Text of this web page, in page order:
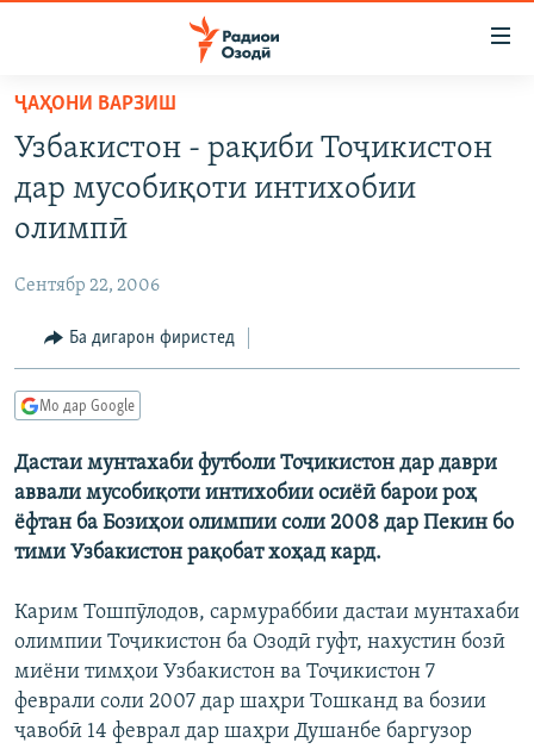
Ҷаҳиш
мояи
аслӣ
Ҷаҳиш
ба
феҳристи
Ҷаҳиш
ба
ҷустор
ГӮШАҲО
ҚАЗИЯИ "КРОКУС"
ОСИЁИ МАРКАЗӢ
ВАРЗИШ
РӮЗГОРИ МУҲОҶИР
ТАҲҚИҚОТ
ҶАНГ ДАР УКРАИНА
ОЗОДӢ ОНЛАЙН
ЧАНДРАСОНАӢ
ВИДЕО
НИГОРИСТОН
ГУЗОРИШҲОИ РАДИОӢ
РӮЙХАТҲО
КИТОБҲОИ ОЗОДӢ
ПАЙГИРӢ КУНЕД
ҶАҲОНИ ВАРЗИШ
Узбакистон - рақиби Тоҷикистон
дар мусобиқоти интихобии
олимпӣ
Сентябр 22, 2006
Ба дигарон фиристед
Мо дар Google
Дастаи мунтахаби футболи Тоҷикистон дар даври
аввали мусобиқоти интихобии осиёӣ барои роҳ
ёфтан ба Бозиҳои олимпии соли 2008 дар Пекин бо
тими Узбакистон рақобат хоҳад кард.
Карим Тошпӯлодов, сармураббии дастаи мунтахаби
олимпии Тоҷикистон ба Озодӣ гуфт, нахустин бозӣ
миёни тимҳои Узбакистон ва Тоҷикистон 7
феврали соли 2007 дар шаҳри Тошканд ва бозии
ҷавобӣ 14 феврал дар шаҳри Душанбе баргузор